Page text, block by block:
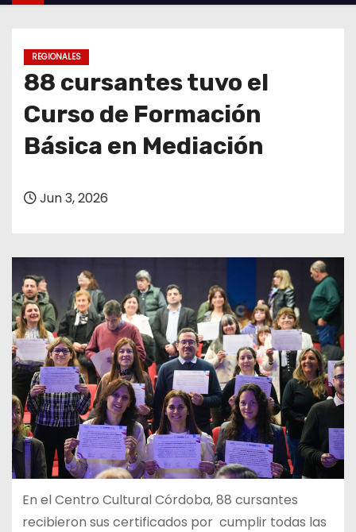
o
REGIONALES
88 cursantes tuvo el
Curso de Formación
Básica en Mediación
Jun 3, 2026
En el Centro Cultural Córdoba, 88 cursantes
recibieron sus certificados por cumplir todas las